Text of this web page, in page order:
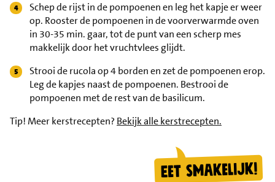
Schep de rijst in de pompoenen en leg het kapje er weer
op. Rooster de pompoenen in de voorverwarmde oven
in 30-35 min. gaar, tot de punt van een scherp mes
makkelijk door het vruchtvlees glijdt.
Strooi de rucola op 4 borden en zet de pompoenen erop.
Leg de kapjes naast de pompoenen. Bestrooi de
pompoenen met de rest van de basilicum.
Tip!Meer kerstrecepten? Bekijk alle kerstrecepten.